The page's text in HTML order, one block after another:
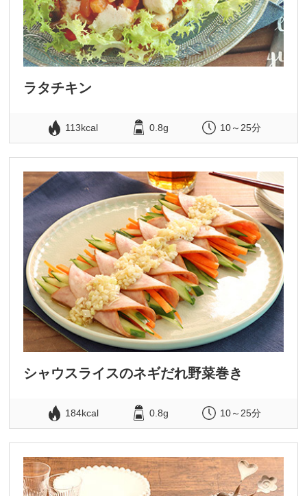
ラタチキン
113kcal 0.8g 10～25分
シャウスライスのネギだれ野菜巻き
184kcal 0.8g 10～25分